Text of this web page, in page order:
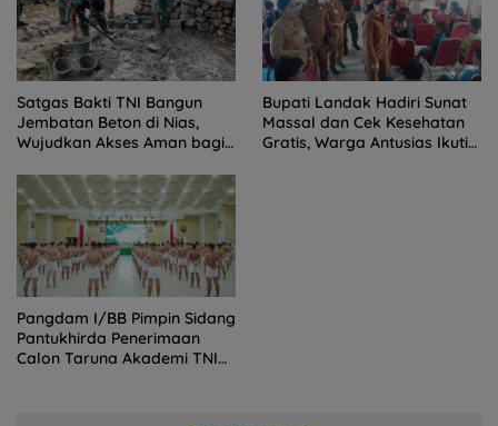
Satgas Bakti TNI Bangun
Jembatan Beton di Nias,
Wujudkan Akses Aman bagi
Bupati Landak Hadiri Sunat
Massal dan Cek Kesehatan
Gratis, Warga Antusias Ikuti
Pangdam I/BB Pimpin Sidang
Pantukhirda Penerimaan
Calon Taruna Akademi TNI